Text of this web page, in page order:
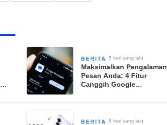
BERITA 5 hari yang lalu
Maksimalkan Pengalaman
Pesan Anda: 4 Fitur
Canggih Google
BERITA 6 hari yang lalu